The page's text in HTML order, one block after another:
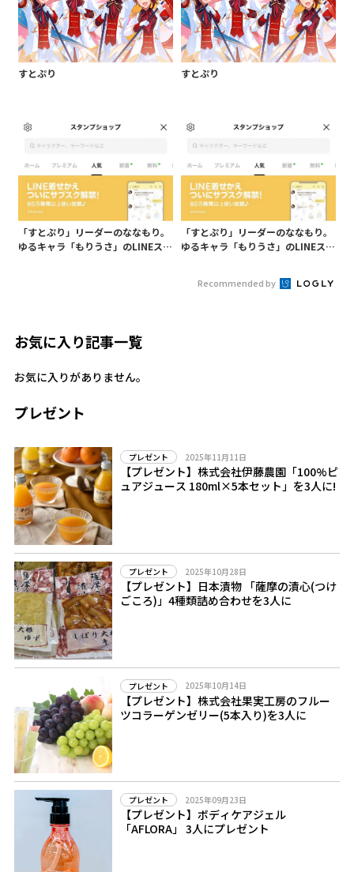
すとぷり すとぷり
「すとぷり」リーダーのななもり。
ゆるキャラ「もりうさ」のLINEスタ
「すとぷり」リーダーのななもり。
ゆるキャラ「もりうさ」のLINEスタ
Recommended by
お気に入り記事一覧
お気に入りがありません。
プレゼント
プレゼント 2025年11月11日
【プレゼント】株式会社伊藤農園「100%ピ
ュアジュース 180ml×5本セット」を3人に!
プレゼント 2025年10月28日
【プレゼント】日本漬物 「薩摩の漬心(つけ
ごころ)」4種類詰め合わせを3人に
プレゼント 2025年10月14日
【プレゼント】株式会社果実工房のフルー
ツコラーゲンゼリー(5本入り)を3人に
プレゼント 2025年09月23日
【プレゼント】ボディケアジェル
「AFLORA」 3人にプレゼント